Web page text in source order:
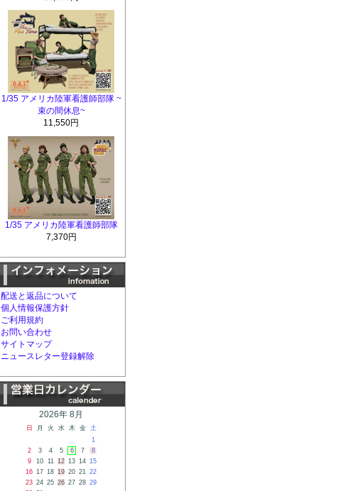
1/35 アメリカ陸軍看護師部隊 ~
束の間休息~
11,550円
1/35 アメリカ陸軍看護師部隊
7,370円
配送と返品について
個人情報保護方針
ご利用規約
お問い合わせ
サイトマップ
ニュースレター登録解除
2026年 8月
日 月 火 水 木 金
土
1
2
3 4 5 6 7
8
9
10 11 12 13 14 15
16 17 18 19 20 21 22
23 24 25 26 27 28 29